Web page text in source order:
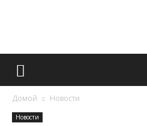
Домой Новости
Новости